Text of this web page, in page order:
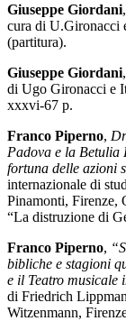
Giuseppe Giordani,
cura di U.Gironacci
(partitura).
Giuseppe Giordani,
di Ugo Gironacci e
xxxvi-67 p.
Franco Piperno,
Padova e la Betulia
fortuna delle azioni
internazionale di
Pinamonti, Firenze,
“La distruzione di
Franco Piperno,
bibliche e stagioni
e il Teatro musicale
di Friedrich
Witzenmann,